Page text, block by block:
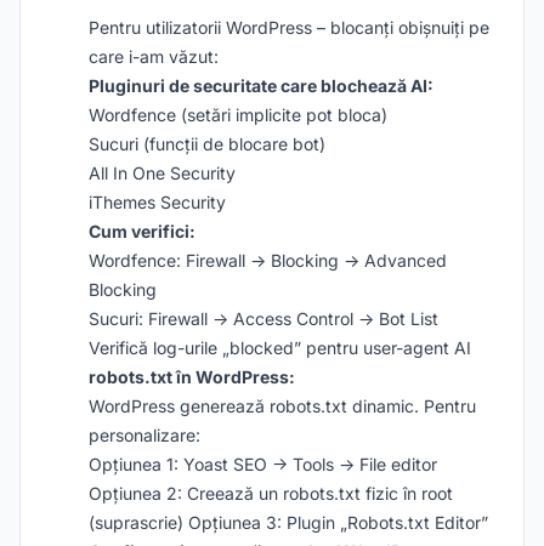
Pentru utilizatorii WordPress – blocanți obișnuiți pe
care i-am văzut:
Pluginuri de securitate care blochează AI:
Wordfence (setări implicite pot bloca)
Sucuri (funcții de blocare bot)
All In One Security
iThemes Security
Cum verifici:
Wordfence: Firewall → Blocking → Advanced
Blocking
Sucuri: Firewall → Access Control → Bot List
Verifică log-urile „blocked” pentru user-agent AI
robots.txt în WordPress:
WordPress generează robots.txt dinamic. Pentru
personalizare:
Opțiunea 1: Yoast SEO → Tools → File editor
Opțiunea 2: Creează un robots.txt fizic în root
(suprascrie) Opțiunea 3: Plugin „Robots.txt Editor”